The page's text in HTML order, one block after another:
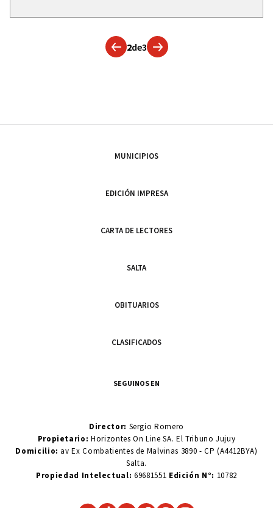
2de3
MUNICIPIOS
EDICIÓN IMPRESA
CARTA DE LECTORES
SALTA
OBITUARIOS
CLASIFICADOS
SEGUINOS EN
Director: Sergio Romero
Propietario:Horizontes On Line SA. El Tribuno Jujuy
Domicilio: av Ex Combatientes de Malvinas 3890 - CP (A4412BYA)
Salta.
Propiedad Intelectual: 69681551 Edición N°: 10782